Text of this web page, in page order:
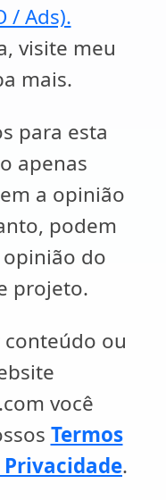
/ Ads).
visite meu
mais.
para esta
apenas
a opinião
podem
do
projeto.
ou
você
Termos
.